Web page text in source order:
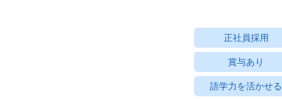
正社員採用
賞与あり
語学力を活かせる